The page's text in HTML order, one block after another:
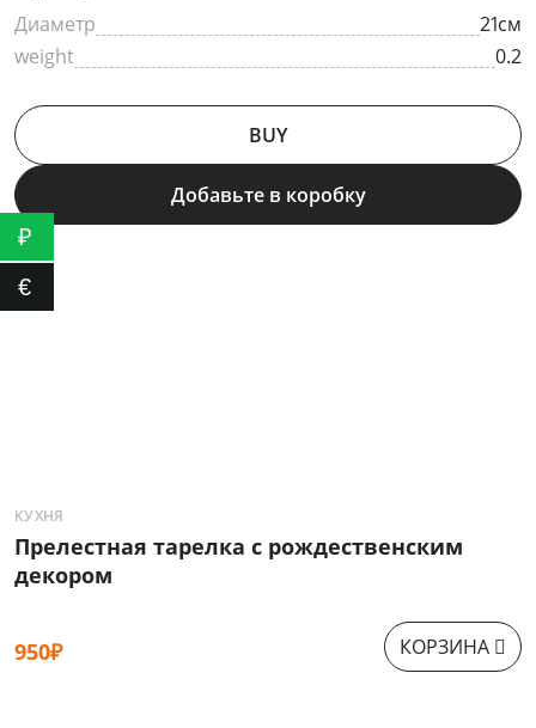
Диаметр
21см
weight
0.2
BUY
Добавьте в коробку
КУХНЯ
Прелестная тарелка с рождественским
декором
950₽ КОРЗИНА
₽
€